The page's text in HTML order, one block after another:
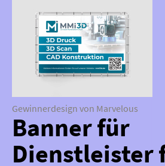
Gewinnerdesign von Marvelous
Banner für
Dienstleister